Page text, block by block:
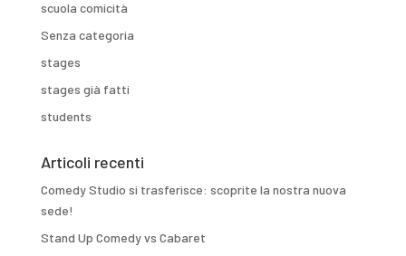
scuola comicità
Senza categoria
stages
stages già fatti
students
Articoli recenti
Comedy Studio si trasferisce: scoprite la nostra nuova
sede!
Stand Up Comedy vs Cabaret